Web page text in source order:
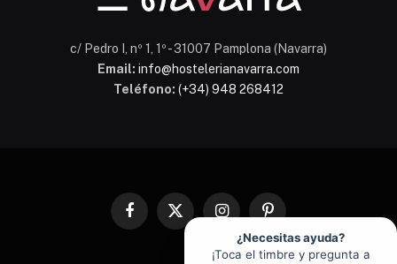
¿Necesitas ayuda?
¡Toca el timbre y pregunta a
c/ Pedro I, nº 1, 1º - 31007 Pamplona (Navarra)
Email: info@hostelerianavarra.com
Teléfono: (+34) 948 268412
Facebook
X
(Twitter)
InstagramPinterest